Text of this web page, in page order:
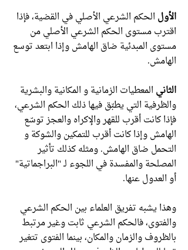
الأول الحكم الشرعي الأصلي في القضية، فإذا
اقترب مستوى الحكم الشرعي الأصلي من
مستوى المبدئية ضاق الهامش وإذا ابتعد توسع
الهامش.
الثاني المعطيات الزمانية و المكانية والبشرية
والظرفية التي يطبّق فيها ذلك الحكم الشرعي،
فإذا كانت أقرب للقهر والإكراه والعجز توسّع
الهامش وإذا كانت أقرب للتمكين والشوكة و
التحمل ضاق الهامش. ومثله كذلك تأثير
المصلحة والمفسدة في اللجوء لـ "البراجماتية"
أو العدول عنها.
وهذا يشبه تفريق العلماء بين الحكم الشرعي
والفتوى، فالحكم الشرعي ثابت وغير مرتبط
بالظروف والزمان والمكان، بينما الفتوى تتغير